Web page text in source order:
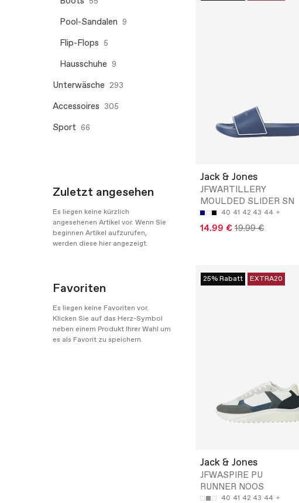
Pool-Sandalen 9
Flip-Flops 5
Hausschuhe 9
Unterwäsche 293
Accessoires 305
Sport 66
Zuletzt angesehen
Es liegen keine kürzlich
angesehenen Artikel vor. Wenn Sie
beginnen Artikel aufzurufen,
werden diese hier angezeigt.
Favoriten
Es liegen keine Favoriten vor.
Klicken Sie auf das Herz-Symbol
neben einem Produkt Ihrer Wahl um
es als Favorit zu speichern.
Jack & Jones
JFWARTILLERY
MOULDED SLIDER SN
40 41 42 43 44
14.99 € 19.99 €
25% Rabatt EXTRA20
Jack & Jones
JFWASPIRE PU
RUNNER NOOS
40 41 42 43 44